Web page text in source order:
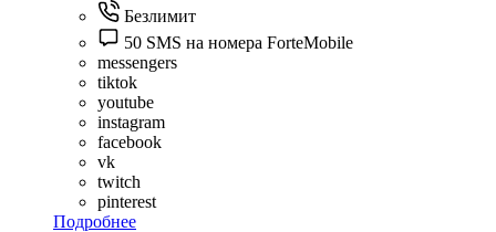
Безлимит
50 SMS на номера ForteMobile
messengers
tiktok
youtube
instagram
facebook
vk
twitch
pinterest
Подробнее